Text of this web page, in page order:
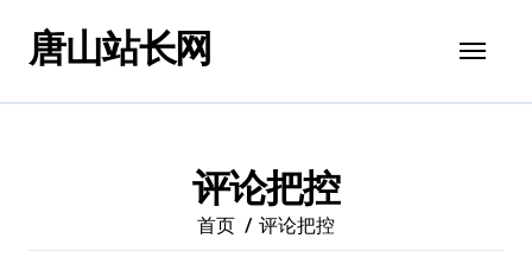
唐山站长网
评论把控
首页 评论把控